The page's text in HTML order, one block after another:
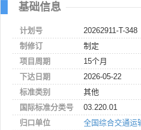
基础信息
计划号
20262911-T-348
制修订
制定
项目周期
15个月
下达日期
2026-05-22
标准类别
其他
国际标准分类号
03.220.01
归口单位
全国综合交通运